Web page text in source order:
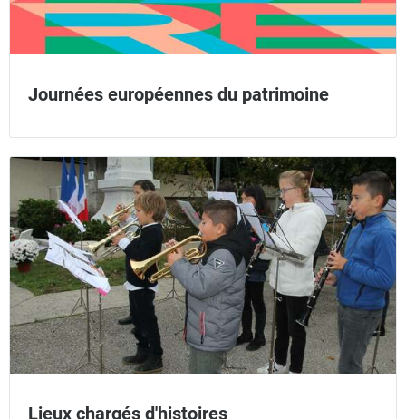
Journées européennes du patrimoine
Lieux chargés d'histoires